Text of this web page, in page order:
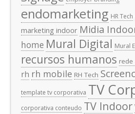
endomarketing HR Tech
marketing indoor Midia
home Mural Digital Mural
recursos humanos rede
rh rh mobile RH Tech
template tv corporativa TV
corporativa conteudo TV Indoor